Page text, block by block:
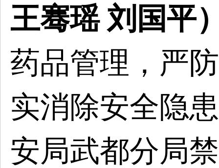
王骞瑶 刘国平
药品管理，严
实消除安全隐
安局武都分局